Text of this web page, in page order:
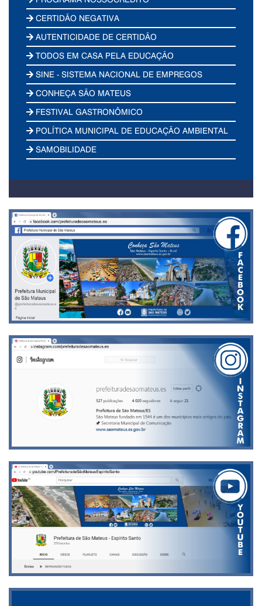
CERTIDÃO NEGATIVA
AUTENTICIDADE DE CERTIDÃO
TODOS EM CASA PELA EDUCAÇÃO
SINE - SISTEMA NACIONAL DE EMPREGOS
CONHEÇA SÃO MATEUS
FESTIVAL GASTRONÔMICO
POLÍTICA MUNICIPAL DE EDUCAÇÃO AMBIENTAL
SAMOBILIDADE